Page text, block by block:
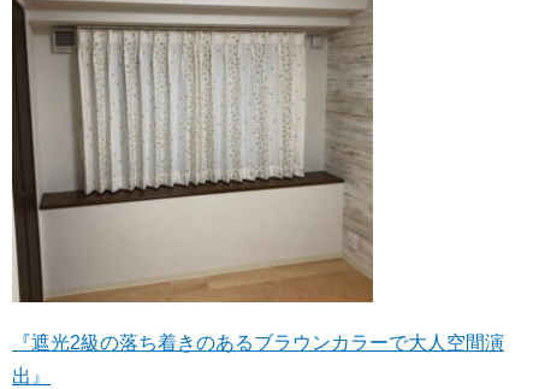
『遮光2級の落ち着きのあるブラウンカラーで大人空間演
出』